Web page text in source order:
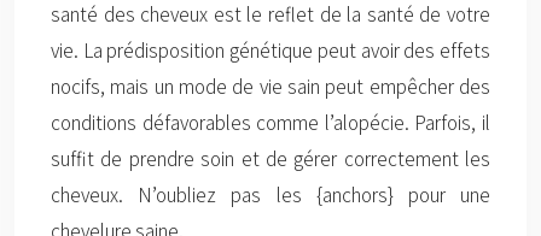
santé des cheveux est le reflet de la santé de votre
vie. La prédisposition génétique peut avoir des effets
nocifs, mais un mode de vie sain peut empêcher des
conditions défavorables comme l’alopécie. Parfois, il
suffit de prendre soin et de gérer correctement les
cheveux. N’oubliez pas les {anchors} pour une